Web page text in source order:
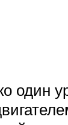
один